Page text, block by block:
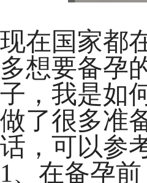
现在国家都
多想要备孕
子，我是如
做了很多准
话，可以参
1、在备孕